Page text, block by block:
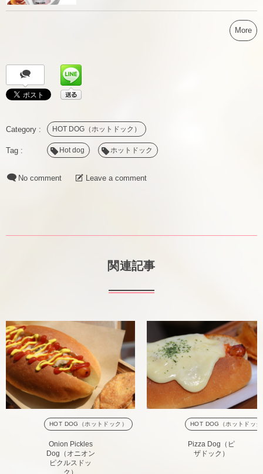
More
HOT DOG（ホットドック）
Hot dog ホットドック
No comment Leave a comment
関連記事
HOT DOG（ホットドック）
Onion Pickles
Dog（オニオン
ピクルスドッ
ク）
HOT DOG（ホットドック
Pizza Dog（ピ
ザドック）